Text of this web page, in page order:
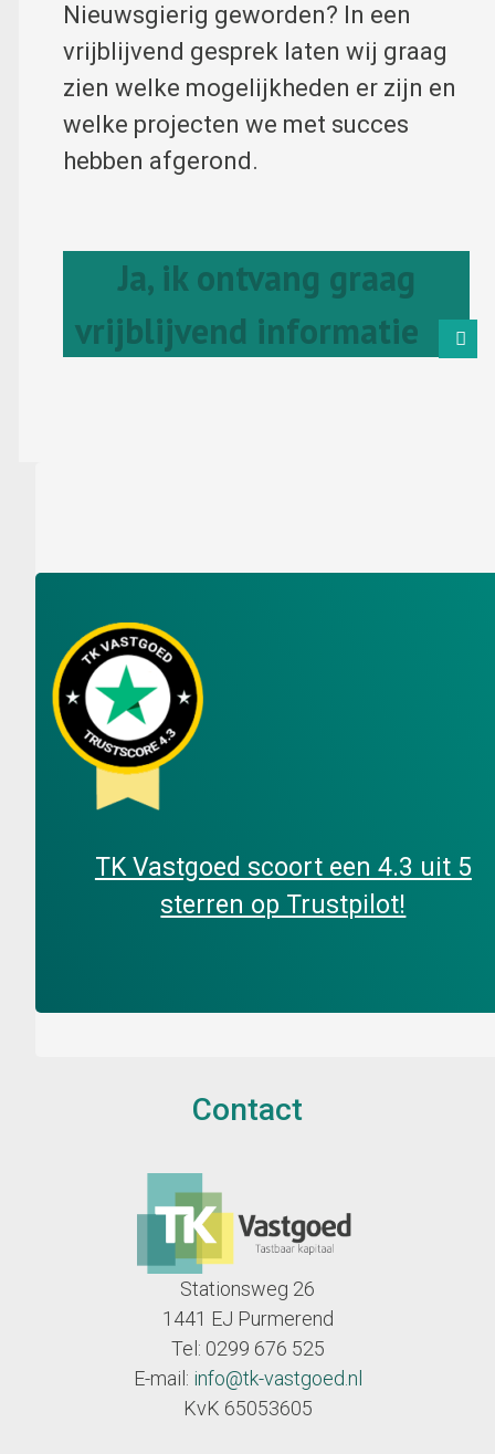
Nieuwsgierig geworden? In een
vrijblijvend gesprek laten wij graag
zien welke mogelijkheden er zijn en
welke projecten we met succes
hebben afgerond.
Ja, ik ontvang graag
vrijblijvend informatie
TK Vastgoed scoort een 4.3 uit 5
sterren op Trustpilot!
Contact
Stationsweg 26
1441 EJ Purmerend
Tel: 0299 676 525
E-mail: info@tk-vastgoed.nl
KvK 65053605